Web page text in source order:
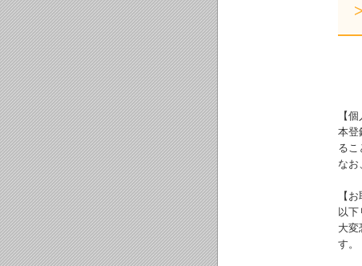
【
本登
るこ
なお
【
以
大変
す。